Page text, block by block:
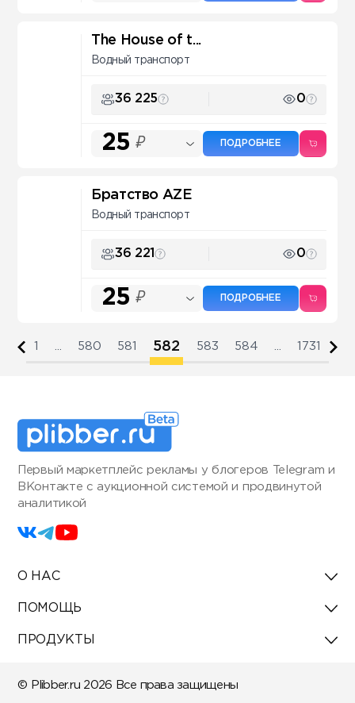
The House of t...
Водный транспорт
36 225 0
25 ₽ ПОДРОБНЕЕ
Братство AZE
Водный транспорт
36 221 0
25 ₽ ПОДРОБНЕЕ
580 581 582 583 584 1731
Первый маркетплейс рекламы у блогеров Telegram и
ВКонтакте с аукционной системой и продвинутой
аналитикой
О НАС
ПОМОЩЬ
ПРОДУКТЫ
© Plibber.ru 2026 Все права защищены